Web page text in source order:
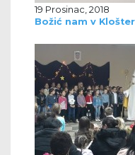
19 Prosinac, 2018
Božić nam v